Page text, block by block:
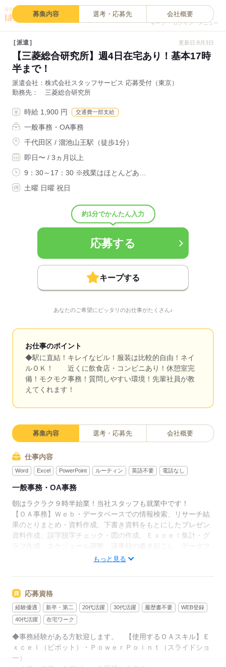
キープ ログイン メニュー
募集内容 選考・応募先 会社概要
派遣 更新日:8月3日
【三菱総合研究所】週4日在宅あり！基本17時
半まで！
派遣会社
株式会社スタッフサービス 応募受付（東京）
勤務先
三菱総合研究所
時給 1,900 円 交通費一部支給
一般事務・OA事務
千代田区 / 溜池山王駅（徒歩1分）
即日〜 / 3ヵ月以上
9：30～17：30 ※残業はほとんどあ…
土曜 日曜 祝日
約1分でかんたん入力
応募する
キープする
あなたのご希望にピッタリのお仕事がたくさん♪
お仕事のポイント
◆駅に直結！キレイなビル！服装は比較的自由！ネイ
ルＯＫ！ 近くに飲食店・コンビニあり！休憩室完
備！モクモク事務！質問しやすい環境！先輩社員が教
えてくれます！
募集内容 選考・応募先 会社概要
仕事内容
Word Excel PowerPoint ルーティン 英語不要 電話なし
一般事務・OA事務
朝はラクラク９時半始業！当社スタッフも就業中です！
【ＯＡ事務】Ｗｅｂ・データベースでの情報検索、リサーチ結
果のとりまとめ・資料作成、下書き資料をもとにしたプレゼン
資料作成、誤字脱字チェック・図の作成、Ｅｘｃｅｌ集計・グ
ォルダ格納など。 ※週４日在宅勤務あり。詳しくはお問い合
▼こちらのお仕事のほかにも
電話なしのコツコツ系データ入力や英語を使う事務、
大学やコールセンターなどのお仕事も扱っています。
在宅のお仕事があるエリアも☆
9月・10月スタートもご相談ください♪
応募する
もっと見る
応募資格
経験優遇 新卒・第二 20代活躍 30代活躍 履歴書不要
WEB登録
40代活躍
在宅ワーク
◆事務経験がある方歓迎します。 【使用するＯＡスキル】Ｅ
ｘｃｅｌ（ピボット）・ＰｏｗｅｒＰｏｉｎｔ（スライドショ
ー）